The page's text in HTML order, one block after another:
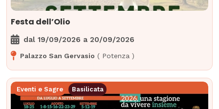
Festa dell’Olio
dal19/09/2026 a 20/09/2026
Palazzo San Gervasio ( Potenza )
Eventi e Sagre Basilicata